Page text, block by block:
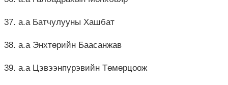
37. а.а Батчулууны Хашбат
38. а.а Энхтөрийн Баасанжав
39. а.а Цэвээнпүрэвийн Төмөрцоож